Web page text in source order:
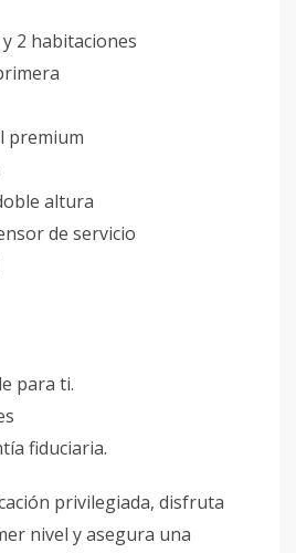
2 habitaciones
premium
altura
de servicio
para ti.
fiduciaria.
privilegiada, disfruta
nivel y asegura una